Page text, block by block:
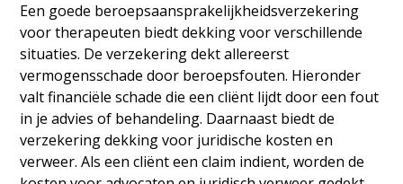
Een goede beroepsaansprakelijkheidsverzekering
voor therapeuten biedt dekking voor verschillende
situaties. De verzekering dekt allereerst
vermogensschade door beroepsfouten. Hieronder
valt financiële schade die een cliënt lijdt door een fout
in je advies of behandeling. Daarnaast biedt de
verzekering dekking voor juridische kosten en
verweer. Als een cliënt een claim indient, worden de